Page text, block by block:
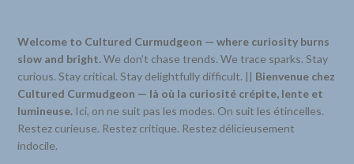
Welcome to Cultured Curmudgeon — where curiosity burns
slow and bright.We don’t chase trends. We trace sparks. Stay
curious. Stay critical. Stay delightfully difficult. || Bienvenue chez
Cultured Curmudgeon — là où la curiosité crépite, lente et
lumineuse. Ici, on ne suit pas les modes. On suit les étincelles.
Restez curieuse. Restez critique. Restez délicieusement
indocile.